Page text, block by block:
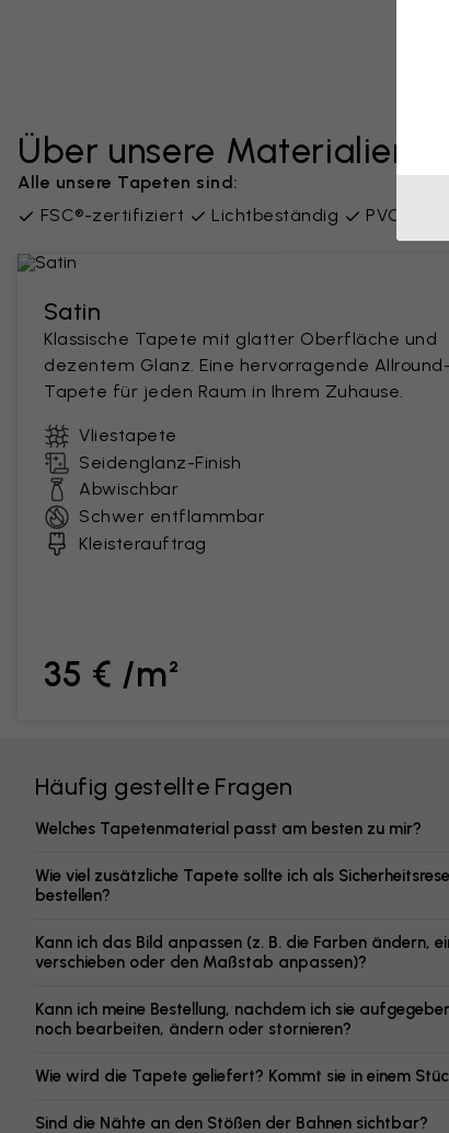
Über unsere Materialien
Alle unsere Tapeten sind:
FSC®-zertifiziert
Lichtbeständig PVC-frei
Satin
Klassische Tapete mit glatter Oberfläche und
dezentem Glanz. Eine hervorragende Allround-
Tapete für jeden Raum in Ihrem Zuhause.
Vliestapete
Seidenglanz-Finish
Abwischbar
Schwer entflammbar
Kleisterauftrag
35 € /m²
Häufig gestellte Fragen
Welches Tapetenmaterial passt am besten zu mir?
Wie viel zusätzliche Tapete sollte ich als
bestellen?
Kann ich das Bild anpassen (z. B. die Farben ändern,
verschieben oder den Maßstab anpassen)?
Kann ich meine Bestellung, nachdem ich sie
noch bearbeiten, ändern oder stornieren?
Wie wird die Tapete geliefert? Kommt sie in einem
Sind die Nähte an den Stößen der Bahnen sichtbar?